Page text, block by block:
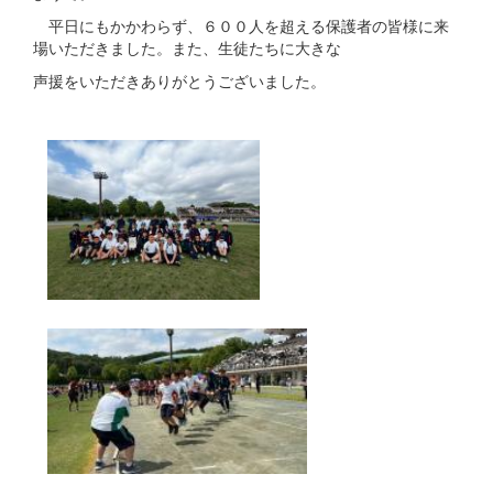
平日にもかかわらず、６００人を超える保護者の皆様に来
場いただきました。また、生徒たちに大きな
声援をいただきありがとうございました。